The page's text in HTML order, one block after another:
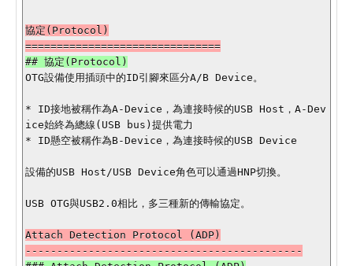
協定(Protocol)
OTG設備使用插頭中的ID引腳來區分A/B Device。
* ID接地被稱作為A-Device，為連接時候的USB Host，A-Dev
ice始終為總線(USB bus)提供電力
* ID懸空被稱作為B-Device，為連接時候的USB Device
設備的USB Host/USB Device角色可以通過HNP切換。
USB OTG與USB2.0相比，多三種新的傳輸協定。
Attach Detection Protocol (ADP)